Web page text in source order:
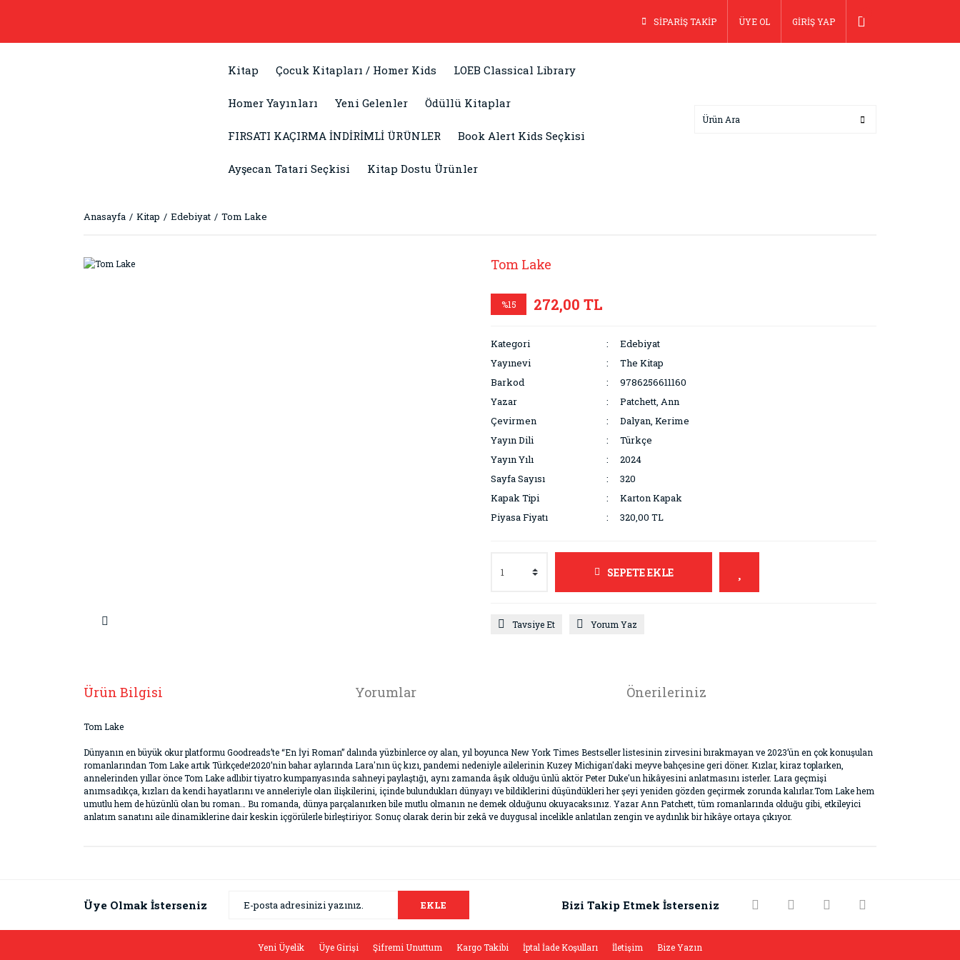
SİPARİŞ TAKİP ÜYE OL GİRİŞ YAP
Kitap Çocuk Kitapları / Homer Kids LOEB Classical Library
Homer Yayınları Yeni Gelenler Ödüllü Kitaplar
FIRSATI KAÇIRMA İNDİRİMLİ ÜRÜNLER Book Alert Kids Seçkisi
Ayşecan Tatari Seçkisi Kitap Dostu Ürünler
Anasayfa Kitap Edebiyat Tom Lake
Tom Lake
%15 272,00 TL
Kategori
Edebiyat
Yayınevi
The Kitap
Barkod
9786256611160
Yazar
Patchett, Ann
Çevirmen
Dalyan, Kerime
Yayın Dili
Türkçe
Yayın Yılı
2024
Sayfa Sayısı
320
Kapak Tipi
Karton Kapak
Piyasa Fiyatı
320,00 TL
SEPETE EKLE
Tavsiye Et Yorum Yaz
Ürün Bilgisi Yorumlar Önerileriniz
Tom Lake
Dünyanın en büyük okur platformu Goodreads’te “En İyi Roman” dalında yüzbinlerce oy alan, yıl boyunca New York Times Bestseller listesinin zirvesini bırakmayan ve 2023’ün en çok konuşulan
romanlarından Tom Lake artık Türkçede!2020’nin bahar aylarında Lara'nın üç kızı, pandemi nedeniyle ailelerinin Kuzey Michigan'daki meyve bahçesine geri döner. Kızlar, kiraz toplarken,
annelerinden yıllar önce Tom Lake adlıbir tiyatro kumpanyasında sahneyi paylaştığı, aynı zamanda âşık olduğu ünlü aktör Peter Duke'un hikâyesini anlatmasını isterler. Lara geçmişi
anımsadıkça, kızları da kendi hayatlarını ve anneleriyle olan ilişkilerini, içinde bulundukları dünyayı ve bildiklerini düşündükleri her şeyi yeniden gözden geçirmek zorunda kalırlar.Tom Lake hem
umutlu hem de hüzünlü olan bu roman… Bu romanda, dünya parçalanırken bile mutlu olmanın ne demek olduğunu okuyacaksınız. Yazar Ann Patchett, tüm romanlarında olduğu gibi, etkileyici
anlatım sanatını aile dinamiklerine dair keskin içgörülerle birleştiriyor. Sonuç olarak derin bir zekâ ve duygusal incelikle anlatılan zengin ve aydınlık bir hikâye ortaya çıkıyor.
Yorum Yaz
Ürün resmi kalitesiz, bozuk veya görüntülenemiyor.
Üye Olmak İsterseniz EKLE Bizi Takip Etmek İsterseniz
Yeni Üyelik Üye Girişi Şifremi Unuttum Kargo Takibi İptal İade Koşulları İletişim Bize Yazın